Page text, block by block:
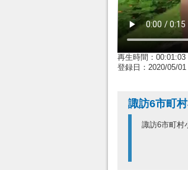
再生時間：
登録日：2020/05/01
諏訪6市町
諏訪6市町村